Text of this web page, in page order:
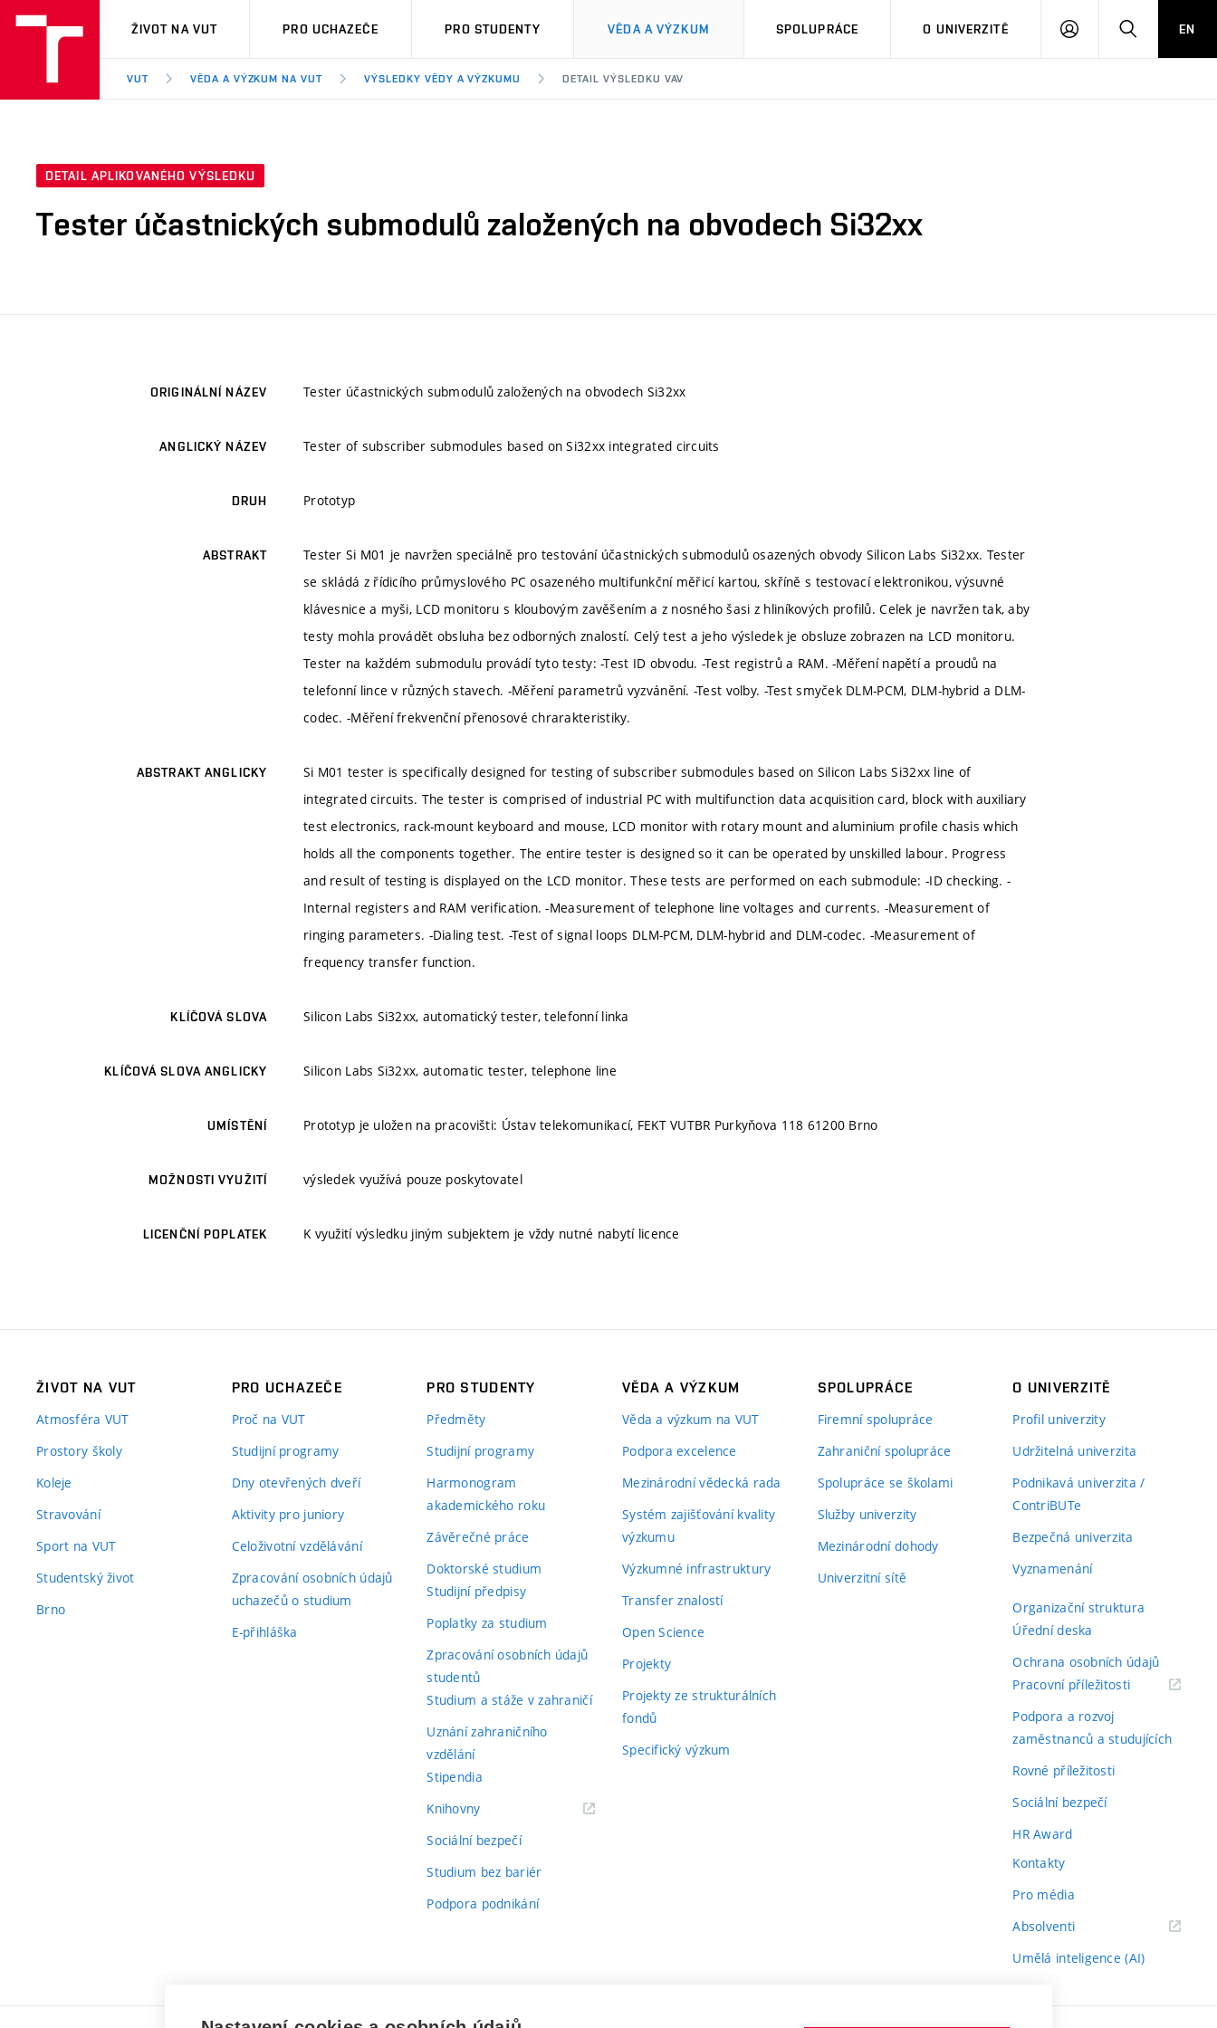
VUT
ŽIVOT NA VUT PRO UCHAZEČE PRO STUDENTY VĚDA A VÝZKUM SPOLUPRÁCE O UNIVERZITĚ
PŘIHLÁSIT HLEDATEN
VUT VĚDA A VÝZKUM NA VUT VÝSLEDKY VĚDY A VÝZKUMU DETAIL VÝSLEDKU VAV
DETAIL APLIKOVANÉHO VÝSLEDKU
Tester účastnických submodulů založených na obvodech Si32xx
ORIGINÁLNÍ NÁZEV Tester účastnických submodulů založených na obvodech Si32xx
ANGLICKÝ NÁZEV Tester of subscriber submodules based on Si32xx integrated circuits
DRUH Prototyp
ABSTRAKT
Tester Si M01 je navržen speciálně pro testování účastnických submodulů osazených obvody Silicon Labs Si32xx. Tester
se skládá z řídicího průmyslového PC osazeného multifunkční měřicí kartou, skříně s testovací elektronikou, výsuvné
klávesnice a myši, LCD monitoru s kloubovým zavěšením a z nosného šasi z hliníkových profilů. Celek je navržen tak, aby
testy mohla provádět obsluha bez odborných znalostí. Celý test a jeho výsledek je obsluze zobrazen na LCD monitoru.
Tester na každém submodulu provádí tyto testy: -Test ID obvodu. -Test registrů a RAM. -Měření napětí a proudů na
telefonní lince v různých stavech. -Měření parametrů vyzvánění. -Test volby. -Test smyček DLM-PCM, DLM-hybrid a DLM-
codec. -Měření frekvenční přenosové chrarakteristiky.
ABSTRAKT ANGLICKY
Si M01 tester is specifically designed for testing of subscriber submodules based on Silicon Labs Si32xx line of
integrated circuits. The tester is comprised of industrial PC with multifunction data acquisition card, block with auxiliary
test electronics, rack-mount keyboard and mouse, LCD monitor with rotary mount and aluminium profile chasis which
holds all the components together. The entire tester is designed so it can be operated by unskilled labour. Progress
and result of testing is displayed on the LCD monitor. These tests are performed on each submodule: -ID checking. -
Internal registers and RAM verification. -Measurement of telephone line voltages and currents. -Measurement of
ringing parameters. -Dialing test. -Test of signal loops DLM-PCM, DLM-hybrid and DLM-codec. -Measurement of
frequency transfer function.
KLÍČOVÁ SLOVA Silicon Labs Si32xx, automatický tester, telefonní linka
KLÍČOVÁ SLOVA ANGLICKY Silicon Labs Si32xx, automatic tester, telephone line
UMÍSTĚNÍ Prototyp je uložen na pracovišti: Ústav telekomunikací, FEKT VUTBR Purkyňova 118 61200 Brno
MOŽNOSTI VYUŽITÍ výsledek využívá pouze poskytovatel
LICENČNÍ POPLATEK K využití výsledku jiným subjektem je vždy nutné nabytí licence
ŽIVOT NA VUT
Atmosféra VUT
Prostory školy
Koleje
Stravování
Sport na VUT
Studentský život
Brno
PRO UCHAZEČE
Proč na VUT
Studijní programy
Dny otevřených dveří
Aktivity pro juniory
Celoživotní vzdělávání
Zpracování osobních údajů
uchazečů o studium
E-přihláška
PRO STUDENTY
Předměty
Studijní programy
Harmonogram
akademického roku
Závěrečné práce
Doktorské studium
Studijní předpisy
Poplatky za studium
Zpracování osobních údajů
studentů
Studium a stáže v zahraničí
Uznání zahraničního
vzdělání
Stipendia
Knihovny(externí
Sociální bezpečí
Studium bez bariér
Podpora podnikání
VĚDA A VÝZKUM
Věda a výzkum na VUT
Podpora excelence
Mezinárodní vědecká rada
Systém zajišťování kvality
výzkumu
Výzkumné infrastruktury
Transfer znalostí
Open Science
Projekty
Projekty ze strukturálních
fondů
Specifický výzkum
SPOLUPRÁCE
Firemní spolupráce
Zahraniční spolupráce
Spolupráce se školami
Služby univerzity
Mezinárodní dohody
Univerzitní sítě
O UNIVERZITĚ
Profil univerzity
Udržitelná univerzita
Podnikavá univerzita /
ContriBUTe
Bezpečná univerzita
Vyznamenání
Organizační struktura
Úřední deska
Ochrana osobních údajů
Pracovní příležitosti(externí
Podpora a rozvoj
zaměstnanců a studujících
Rovné příležitosti
Sociální bezpečí
HR Award
Kontakty
Pro média
Absolventi(externí
Umělá inteligence (AI)